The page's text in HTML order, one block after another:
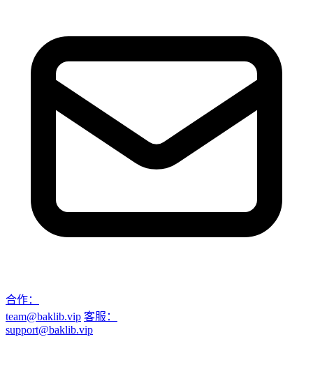
合作：
team@baklib.vip 客服：
support@baklib.vip